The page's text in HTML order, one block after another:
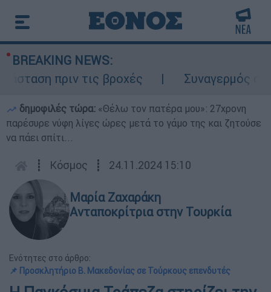
BREAKING NEWS:
πριν τις βροχές
Συναγερμός
δημοφιλές τώρα: «Θέλω τον πατέρα μου»: 27χρονη
παρέσυρε νύφη λίγες ώρες μετά το γάμο της και ζητούσε
να πάει σπίτι...
┋ Κόσμος ┋ 24.11.2024 15:10
Μαρία Ζαχαράκη
Ανταποκρίτρια στην Τουρκία
Ενότητες στο άρθρο:
📌 Προσκλητήριο Β. Μακεδονίας σε Τούρκους επενδυτές